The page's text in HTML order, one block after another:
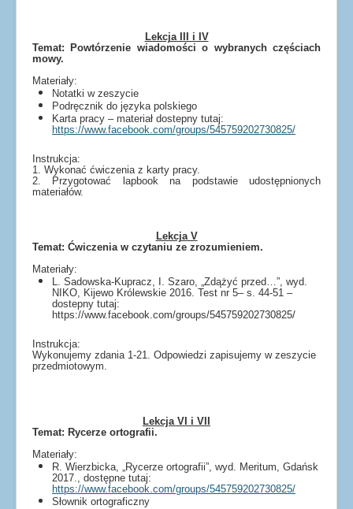
Lekcja III i IV
Temat: Powtórzenie wiadomości o wybranych częściach
mowy.
Materiały:
Notatki w zeszycie
Podręcznik do języka polskiego
Karta pracy – materiał dostepny tutaj:
https://www.facebook.com/groups/545759202730825/
Instrukcja:
1. Wykonać ćwiczenia z karty pracy.
2. Przygotować lapbook na podstawie udostępnionych
materiałów.
Lekcja V
Temat: Ćwiczenia w czytaniu ze zrozumieniem.
Materiały:
L. Sadowska-Kupracz, I. Szaro, „Zdążyć przed…”, wyd.
NIKO, Kijewo Królewskie 2016. Test nr 5– s. 44-51 –
dostepny tutaj:
https://www.facebook.com/groups/545759202730825/
Instrukcja:
Wykonujemy zdania 1-21. Odpowiedzi zapisujemy w zeszycie
przedmiotowym.
Lekcja VI i VII
Temat: Rycerze ortografii.
Materiały:
R. Wierzbicka, „Rycerze ortografii”, wyd. Meritum, Gdańsk
2017., dostępne tutaj:
https://www.facebook.com/groups/545759202730825/
Słownik ortograficzny